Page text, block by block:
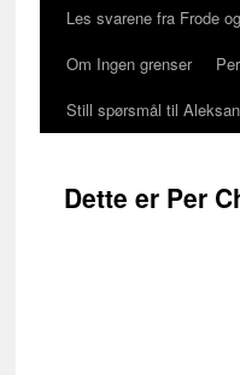
Les svarene fra Frode
Om Ingen grenser
Still spørsmål til
Dette er Per